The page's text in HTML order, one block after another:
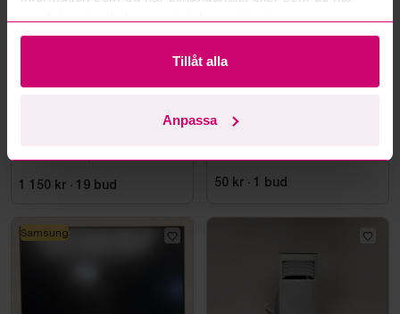
samlat in när du har använt deras tjänster.
Tillåt alla
Anpassa
5d 9h
1 150 kr · 19 bud
Haninge
50 kr · bud
Samsung